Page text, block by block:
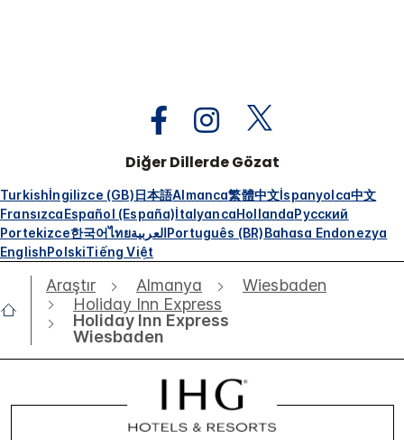
Diğer Dillerde Gözat
Turkishİngilizce (GB)日本語Almanca繁體中文İspanyolca中文
FransızcaEspañol (España)İtalyancaHollandaРусский
Portekizce한국어ไทยالعربيةPortuguês (BR)Bahasa Endonezya
EnglishPolskiTiếng Việt
Araştır Almanya
Wiesbaden
Holiday Inn Express
Holiday Inn Express
Wiesbaden